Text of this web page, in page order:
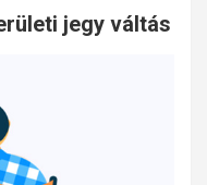
jegy váltás